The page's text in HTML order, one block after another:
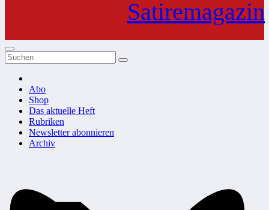
Satiremagazin
Abo
Shop
Das aktuelle Heft
Rubriken
Newsletter abonnieren
Archiv